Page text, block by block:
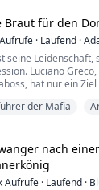
wurde ich wie
gemobbt
Jorda...
Braut für den
Aufrufe · Laufend ·
seine Leidenschaft,
Luciano
hat nur ein
oben können ihm im
weibliche
der Mafia
nach
Aufrufe · Laufend ·